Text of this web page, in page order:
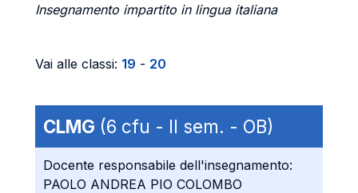
Insegnamento impartito in lingua italiana
Vai alle classi: 19 - 20
CLMG (6 cfu - II sem. - OB)
Docente responsabile dell'insegnamento:
PAOLO ANDREA PIO COLOMBO